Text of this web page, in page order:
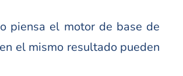
piensa el motor de base de
el mismo resultado pueden